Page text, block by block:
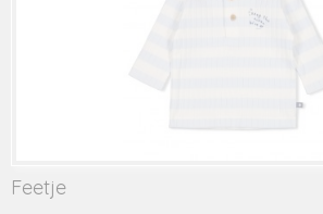
Feetje